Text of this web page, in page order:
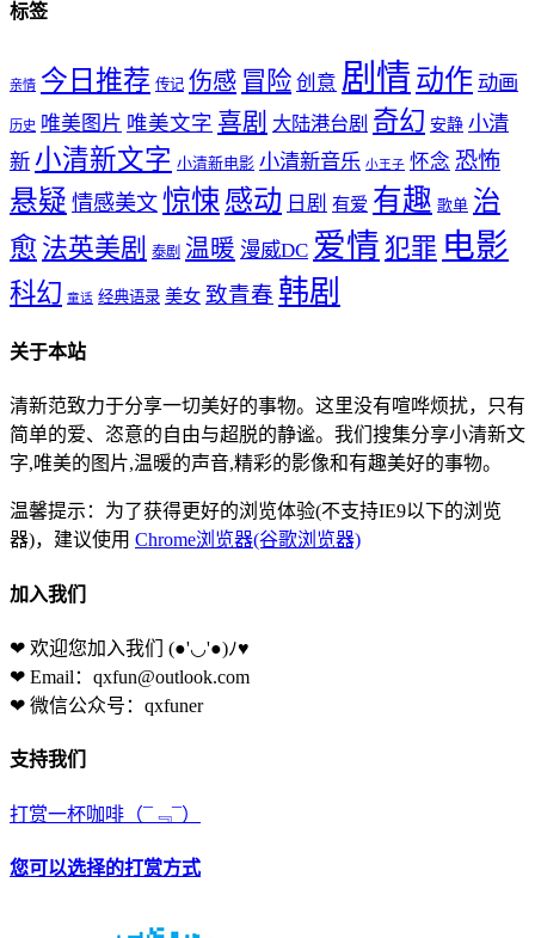
标签
亲情 今日推荐 传记 伤感 冒险 创意 剧情 动作 动画
历史 唯美图片 唯美文字 喜剧 大陆港台剧 奇幻 安静 小清
新 小清新文字 小清新电影 小清新音乐 小王子 怀念 恐怖
悬疑 情感美文 惊悚 感动 日剧 有爱 有趣 歌单 治
愈 法英美剧 泰剧 温暖 漫威DC 爱情 犯罪 电影
科幻 童话 经典语录 美女 致青春 韩剧
关于本站
清新范致力于分享一切美好的事物。这里没有喧哗烦扰，只有
简单的爱、恣意的自由与超脱的静谧。我们搜集分享小清新文
字,唯美的图片,温暖的声音,精彩的影像和有趣美好的事物。
温馨提示：为了获得更好的浏览体验(不支持IE9以下的浏览
器)，建议使用 Chrome浏览器(谷歌浏览器)
加入我们
❤ 欢迎您加入我们 (●'◡'●)ﾉ♥
❤ Email：qxfun@outlook.com
❤ 微信公众号：qxfuner
支持我们
打赏一杯咖啡 （¯﹃¯）
您可以选择的打赏方式